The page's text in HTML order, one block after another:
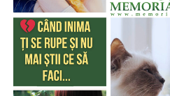
* Cu 333 de ani în urmă
francez, Dom Pérignon,
produse de el din vinul foarte
regiune din nordul Franţei),
extrem de cunoscută şi i-a